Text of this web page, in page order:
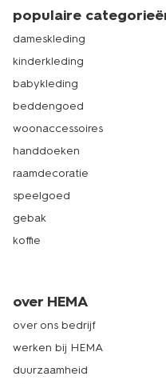
assortiment? Fijn! Klik je
winkelmandje en rond je
ervoor dat je jouw
hebt. Heb je de oranje
nodig? Of wil je de
dan gezellig langs in de
mooie collectie oranje
dat er een HEMA-winkel
HEMA.
populaire
dameskleding
kinderkleding
babykleding
beddengoed
woonaccessoires
handdoeken
raamdecoratie
speelgoed
gebak
koffie
over HEMA
over ons bedrijf
werken bij HEMA
duurzaamheid